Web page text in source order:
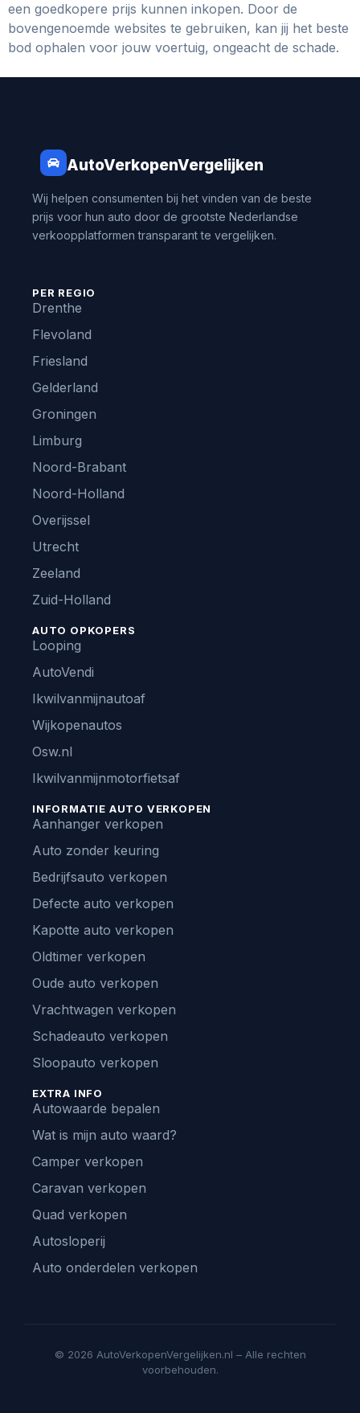
een goedkopere prijs kunnen inkopen. Door de
bovengenoemde websites te gebruiken, kan jij het beste
bod ophalen voor jouw voertuig, ongeacht de schade.
AutoVerkopenVergelijken
Wij helpen consumenten bij het vinden van de beste
prijs voor hun auto door de grootste Nederlandse
verkoopplatformen transparant te vergelijken.
PER REGIO
Drenthe
Flevoland
Friesland
Gelderland
Groningen
Limburg
Noord-Brabant
Noord-Holland
Overijssel
Utrecht
Zeeland
Zuid-Holland
AUTO OPKOPERS
Looping
AutoVendi
Ikwilvanmijnautoaf
Wijkopenautos
Osw.nl
Ikwilvanmijnmotorfietsaf
INFORMATIE AUTO VERKOPEN
Aanhanger verkopen
Auto zonder keuring
Bedrijfsauto verkopen
Defecte auto verkopen
Kapotte auto verkopen
Oldtimer verkopen
Oude auto verkopen
Vrachtwagen verkopen
Schadeauto verkopen
Sloopauto verkopen
EXTRA INFO
Autowaarde bepalen
Wat is mijn auto waard?
Camper verkopen
Caravan verkopen
Quad verkopen
Autosloperij
Auto onderdelen verkopen
© 2026 AutoVerkopenVergelijken.nl – Alle rechten
voorbehouden.